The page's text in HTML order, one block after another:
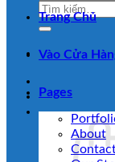
Tìm
kiếm:
Trang Chủ
Vào Cửa
Pages
About